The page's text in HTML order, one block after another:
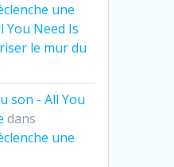
une
You Need Is
le mur du
son - All You
dans
une